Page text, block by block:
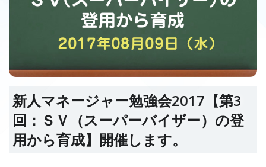
新人マネージャー勉強会2017【第3
回：ＳＶ（スーパーバイザー）の登
用から育成】開催します。